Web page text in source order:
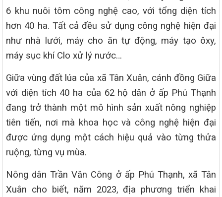
6 khu nuôi tôm công nghệ cao, với tổng diện tích
hơn 40 ha. Tất cả đều sử dụng công nghệ hiện đại
như nhà lưới, máy cho ăn tự động, máy tạo ôxy,
máy sục khí Clo xử lý nước…
Giữa vùng đất lúa của xã Tân Xuân, cánh đồng Giữa
với diện tích 40 ha của 62 hộ dân ở ấp Phú Thạnh
đang trở thành một mô hình sản xuất nông nghiệp
tiên tiến, nơi mà khoa học và công nghệ hiện đại
được ứng dụng một cách hiệu quả vào từng thửa
ruộng, từng vụ mùa.
Nông dân Trần Văn Công ở ấp Phú Thạnh, xã Tân
Xuân cho biết, năm 2023, địa phương triển khai